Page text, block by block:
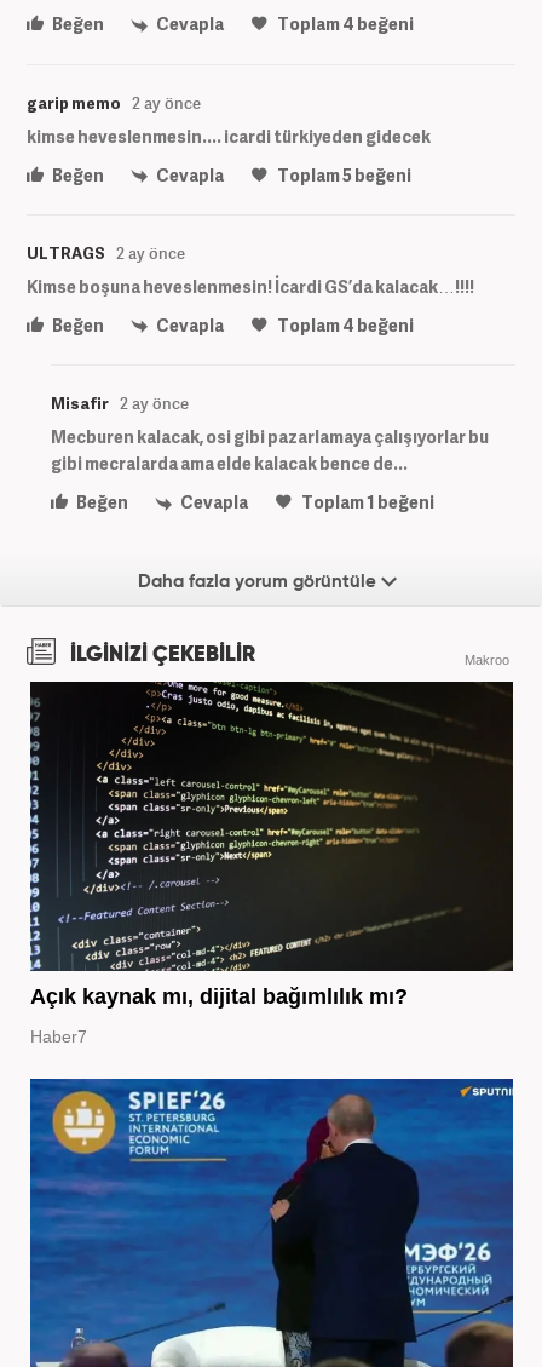
Beğen
Cevapla Toplam4 beğeni
garip memo 2 ay önce
kimse heveslenmesin.... icardi türkiyeden gidecek
Beğen
Cevapla Toplam5beğeni
ULTRAGS 2 ay önce
Kimse boşuna heveslenmesin! İcardi GS’da kalacak…!!!!
Beğen
Cevapla Toplam4 beğeni
Misafir 2 ay önce
Mecburen kalacak, osi gibi pazarlamaya çalışıyorlar bu
gibi mecralarda ama elde kalacak bence de...
Beğen
Cevapla Toplam1 beğeni
Daha fazla yorum görüntüle
İLGİNİZİ ÇEKEBİLİR Makroo
Açık kaynak mı, dijital bağımlılık mı?
Haber7